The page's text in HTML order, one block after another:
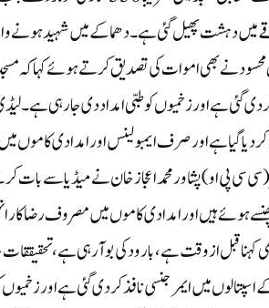
دہشت پھیل گئی ہے۔دھماکے میں شہید ہونے
نے بھی اموات کی تصدیق کرتے ہوئے کہا کہ
گئی ہے اور زخمیوں کو طبی امداد دی جا رہی ہے
دیا گیا ہے اور صرف ایمبولینس اور امدادی
سی پی او) پشاور محمد اعجاز خان نے میڈیا سے
ہوئے ہیں اور امدادی کاموں میں مصروف
قبل از وقت ہے ، بارود کی بو آرہی ہے ،
اسپتالوں میں ایمرجنسی نافذ کر دی گئی ہے اور